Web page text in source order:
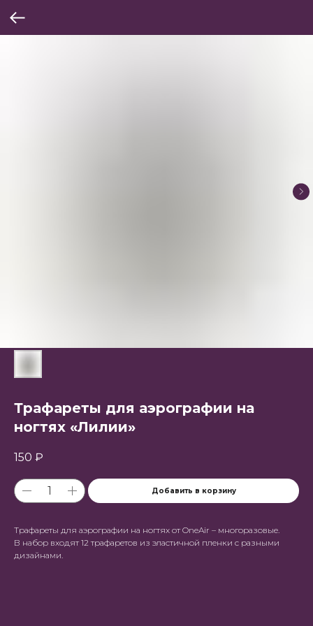
Трафареты для аэрографии на
ногтях «Лилии»
150 ₽
Добавить в корзину
Трафареты для аэрографии на ногтях от OneAir – многоразовые.
В набор входят 12 трафаретов из эластичной пленки с разными
дизайнами.